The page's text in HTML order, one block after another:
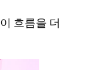
흐름을 더